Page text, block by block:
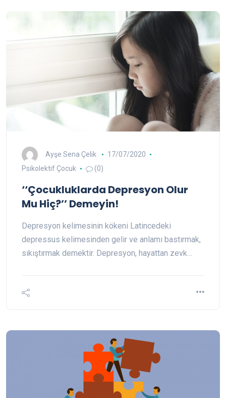
Ayşe Sena Çelik
17/07/2020
Psikolektif Çocuk
(0)
‘‘Çocukluklarda Depresyon Olur
Mu Hiç?’’ Demeyin!
Depresyon kelimesinin kökeni Latincedeki
depressus kelimesinden gelir ve anlamı bastırmak,
sıkıştırmak demektir. Depresyon, hayattan zevk…